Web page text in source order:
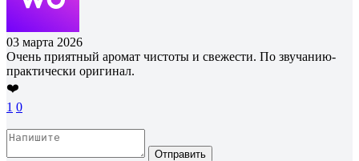
03 марта 2026
Очень приятный аромат чистоты и свежести. По звучанию-
практически оригинал.
❤️
1 0
Отправить